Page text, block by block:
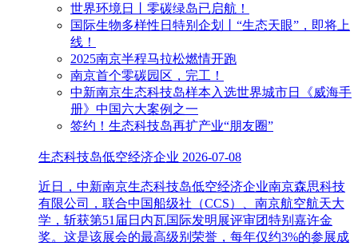
世界环境日丨零碳绿岛已启航！
国际生物多样性日特别企划丨“生态天眼”，即将上
线！
2025南京半程马拉松燃情开跑
南京首个零碳园区，完工！
中新南京生态科技岛样本入选世界城市日《威海手
册》中国六大案例之一
签约！生态科技岛再扩产业“朋友圈”
生态科技岛低空经济企业 2026-07-08
近日，中新南京生态科技岛低空经济企业南京森思科技
有限公司，联合中国船级社（CCS）、南京航空航天大
学，斩获第51届日内瓦国际发明展评审团特别嘉许金
奖。这是该展会的最高级别荣誉，每年仅约3%的参展成